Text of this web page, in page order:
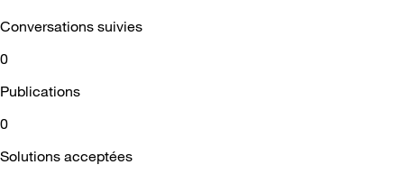
Conversations suivies
0
Publications
0
Solutions acceptées